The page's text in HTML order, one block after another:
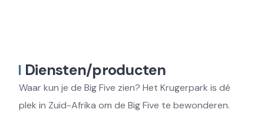
Diensten/producten
Waar kun je de Big Five zien? Het Krugerpark is dé
plek in Zuid-Afrika om de Big Five te bewonderen.